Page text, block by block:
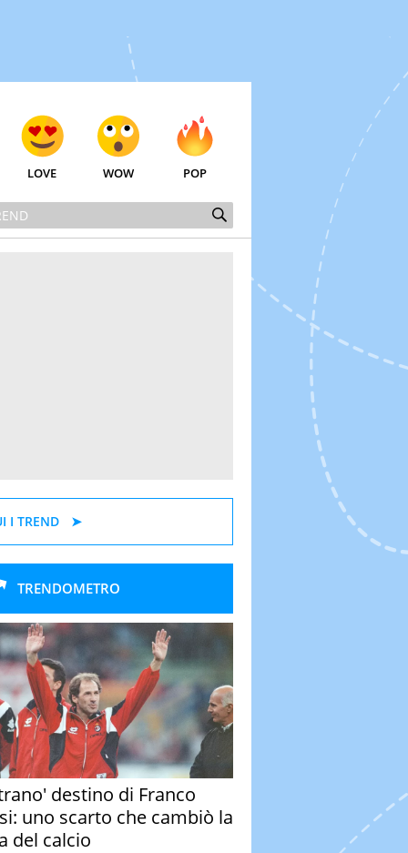
LOVE WOW POP
I TREND
TRENDOMETRO
destino di Franco
uno scarto che cambiò la
del calcio